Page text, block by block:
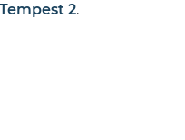
Tempest 2.